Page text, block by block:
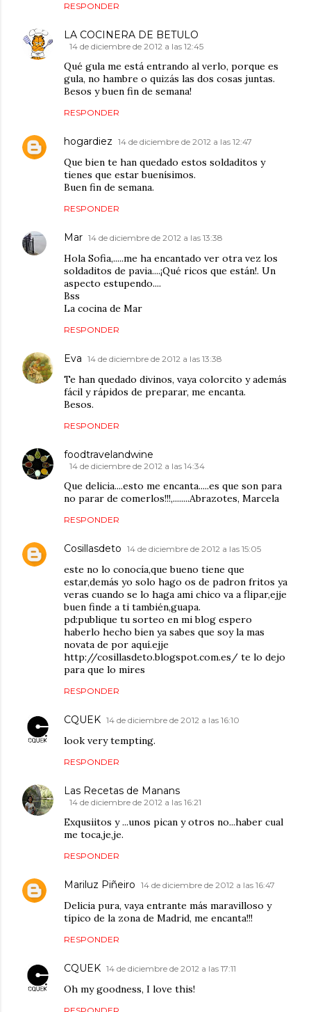
RESPONDER
LA COCINERA DE BETULO
14 de diciembre de 2012 a las 12:45
Qué gula me está entrando al verlo, porque es
gula, no hambre o quizás las dos cosas juntas.
Besos y buen fin de semana!
RESPONDER
hogardiez 14 de diciembre de 2012 a las 12:47
Que bien te han quedado estos soldaditos y
tienes que estar buenísimos.
Buen fin de semana.
RESPONDER
Mar 14 de diciembre de 2012 a las 13:38
Hola Sofia,.....me ha encantado ver otra vez los
soldaditos de pavia....¡Qué ricos que están!. Un
aspecto estupendo....
Bss
La cocina de Mar
RESPONDER
Eva 14 de diciembre de 2012 a las 13:38
Te han quedado divinos, vaya colorcito y además
fácil y rápidos de preparar, me encanta.
Besos.
RESPONDER
foodtravelandwine
14 de diciembre de 2012 a las 14:34
Que delicia....esto me encanta.....es que son para
no parar de comerlos!!!,........Abrazotes, Marcela
RESPONDER
Cosillasdeto 14 de diciembre de 2012 a las 15:05
este no lo conocía,que bueno tiene que
estar,demás yo solo hago os de padron fritos ya
veras cuando se lo haga ami chico va a flipar,ejje
buen finde a ti también,guapa.
pd:publique tu sorteo en mi blog espero
haberlo hecho bien ya sabes que soy la mas
novata de por aquí.ejje
http://cosillasdeto.blogspot.com.es/ te lo dejo
para que lo mires
RESPONDER
CQUEK 14 de diciembre de 2012 a las 16:10
look very tempting.
RESPONDER
Las Recetas de Manans
14 de diciembre de 2012 a las 16:21
Exqusiitos y ...unos pican y otros no...haber cual
me toca,je,je.
RESPONDER
Mariluz Piñeiro 14 de diciembre de 2012 a las 16:47
Delicia pura, vaya entrante más maravilloso y
típico de la zona de Madrid, me encanta!!!
RESPONDER
CQUEK 14 de diciembre de 2012 a las 17:11
Oh my goodness, I love this!